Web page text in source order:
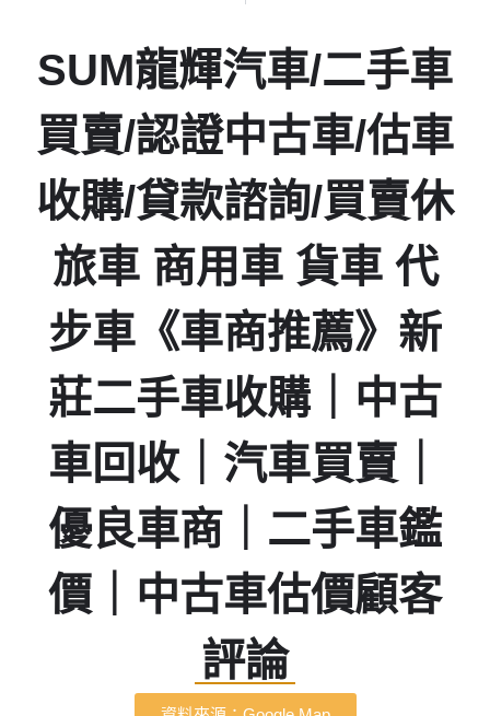
SUM龍輝汽車/二手車
買賣/認證中古車/估車
收購/貸款諮詢/買賣休
旅車 商用車 貨車 代
步車《車商推薦》新
莊二手車收購｜中古
車回收｜汽車買賣｜
優良車商｜二手車鑑
價｜中古車估價顧客
評論